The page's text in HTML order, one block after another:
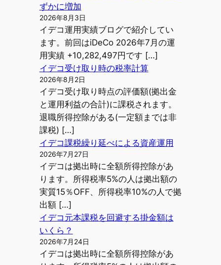
ずかに増加
2026年8月3日
イデコ運用実績ブログで紹介してい
ます。前回はiDeCo 2026年7月の運
用実績 +10,282,497円です […]
イデコ受け取り時の税率計算
2026年8月2日
イデコ受け取り時点の評価額(拠出金
と運用利益の合計)に課税されます。
退職所得控除がある(一定額までは非
課税) […]
イデコ課税繰り延べによる資産運用
2026年7月27日
イデコは拠出時に全額所得控除があ
ります。所得税率5%の人は拠出額の
実質15％OFF、所得税率10%の人で拠
出額 […]
イデコ元本課税を回避する掛金額は
いくら？
2026年7月24日
イデコは拠出時に全額所得控除があ